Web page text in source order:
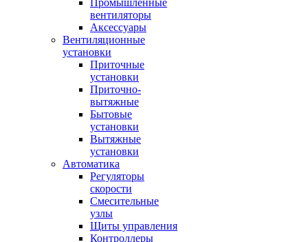
Промышленные
вентиляторы
Аксессуары
Вентиляционные
установки
Приточные
установки
Приточно-
вытяжные
Бытовые
установки
Вытяжные
установки
Автоматика
Регуляторы
скорости
Смесительные
узлы
Щиты управления
Контроллеры